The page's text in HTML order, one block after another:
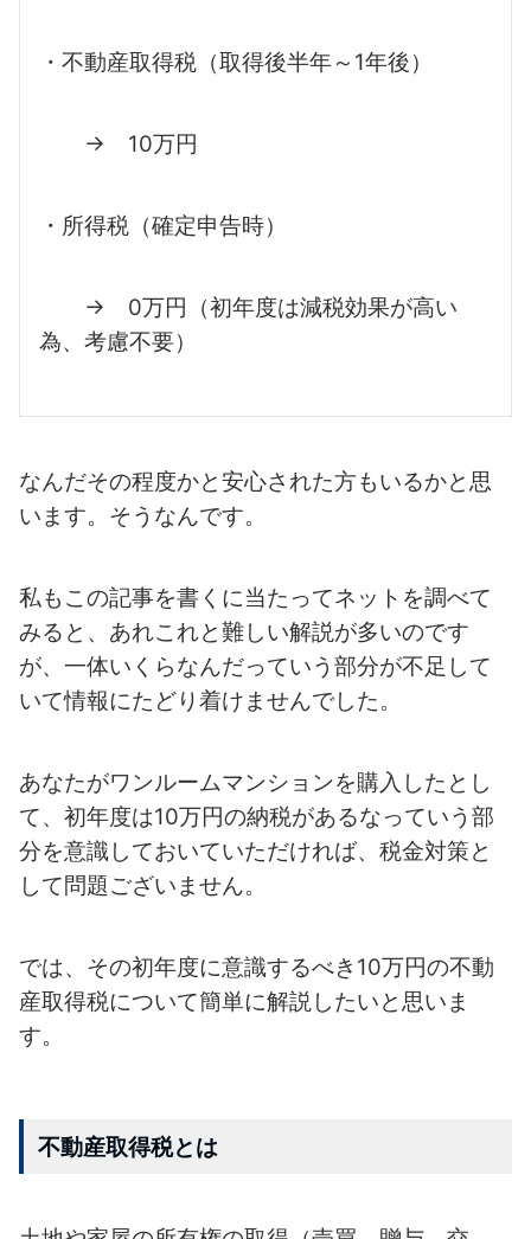
・不動産取得税（取得後半年～1年後）
→ 10万円
・所得税（確定申告時）
→ 0万円（初年度は減税効果が高い
為、考慮不要）
なんだその程度かと安心された方もいるかと思
います。そうなんです。
私もこの記事を書くに当たってネットを調べて
みると、あれこれと難しい解説が多いのです
が、一体いくらなんだっていう部分が不足して
いて情報にたどり着けませんでした。
あなたがワンルームマンションを購入したとし
て、初年度は10万円の納税があるなっていう部
分を意識しておいていただければ、税金対策と
して問題ございません。
では、その初年度に意識するべき10万円の不動
産取得税について簡単に解説したいと思いま
す。
不動産取得税とは